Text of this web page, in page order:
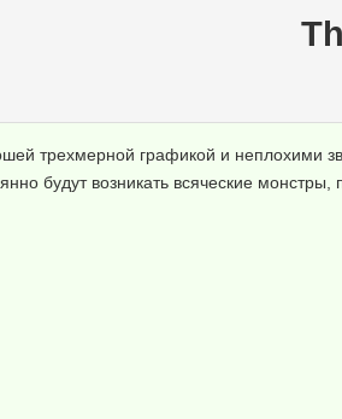
трехмерной графикой и
будут возникать всяческие